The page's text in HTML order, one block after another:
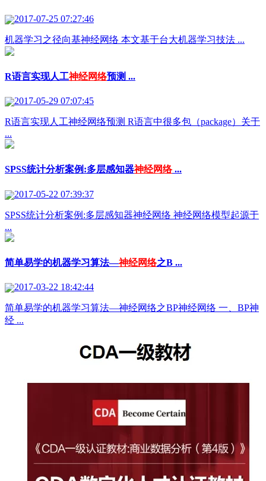
2017-07-25 07:27:46
机器学习之径向基神经网络 本文基于台大机器学习技法 ...
R语言实现人工神经网络预测 ...
2017-05-29 07:07:45
R语言实现人工神经网络预测 R语言中很多包（package）关于
...
SPSS统计分析案例:多层感知器神经网络...
2017-05-22 07:39:37
SPSS统计分析案例:多层感知器神经网络 神经网络模型起源于
...
简单易学的机器学习算法—神经网络之B ...
2017-03-22 18:42:44
简单易学的机器学习算法—神经网络之BP神经网络 一、BP神
经 ...